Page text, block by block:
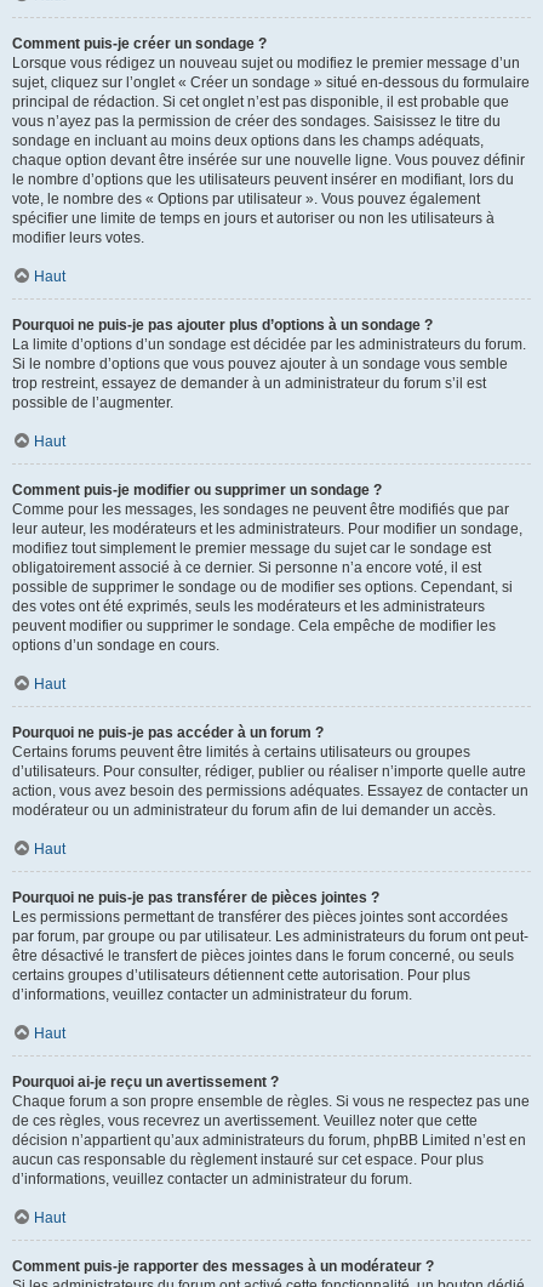
Comment puis-je créer un sondage ?
Lorsque vous rédigez un nouveau sujet ou modifiez le premier message d’un
sujet, cliquez sur l’onglet « Créer un sondage » situé en-dessous du formulaire
principal de rédaction. Si cet onglet n’est pas disponible, il est probable que
vous n’ayez pas la permission de créer des sondages. Saisissez le titre du
sondage en incluant au moins deux options dans les champs adéquats,
chaque option devant être insérée sur une nouvelle ligne. Vous pouvez définir
le nombre d’options que les utilisateurs peuvent insérer en modifiant, lors du
vote, le nombre des « Options par utilisateur ». Vous pouvez également
spécifier une limite de temps en jours et autoriser ou non les utilisateurs à
modifier leurs votes.
Haut
Pourquoi ne puis-je pas ajouter plus d’options à un sondage ?
La limite d’options d’un sondage est décidée par les administrateurs du forum.
Si le nombre d’options que vous pouvez ajouter à un sondage vous semble
trop restreint, essayez de demander à un administrateur du forum s’il est
possible de l’augmenter.
Haut
Comment puis-je modifier ou supprimer un sondage ?
Comme pour les messages, les sondages ne peuvent être modifiés que par
leur auteur, les modérateurs et les administrateurs. Pour modifier un sondage,
modifiez tout simplement le premier message du sujet car le sondage est
obligatoirement associé à ce dernier. Si personne n’a encore voté, il est
possible de supprimer le sondage ou de modifier ses options. Cependant, si
des votes ont été exprimés, seuls les modérateurs et les administrateurs
peuvent modifier ou supprimer le sondage. Cela empêche de modifier les
options d’un sondage en cours.
Haut
Pourquoi ne puis-je pas accéder à un forum ?
Certains forums peuvent être limités à certains utilisateurs ou groupes
d’utilisateurs. Pour consulter, rédiger, publier ou réaliser n’importe quelle autre
action, vous avez besoin des permissions adéquates. Essayez de contacter un
modérateur ou un administrateur du forum afin de lui demander un accès.
Haut
Pourquoi ne puis-je pas transférer de pièces jointes ?
Les permissions permettant de transférer des pièces jointes sont accordées
par forum, par groupe ou par utilisateur. Les administrateurs du forum ont peut-
être désactivé le transfert de pièces jointes dans le forum concerné, ou seuls
certains groupes d’utilisateurs détiennent cette autorisation. Pour plus
d’informations, veuillez contacter un administrateur du forum.
Haut
Pourquoi ai-je reçu un avertissement ?
Chaque forum a son propre ensemble de règles. Si vous ne respectez pas une
de ces règles, vous recevrez un avertissement. Veuillez noter que cette
décision n’appartient qu’aux administrateurs du forum, phpBB Limited n’est en
aucun cas responsable du règlement instauré sur cet espace. Pour plus
d’informations, veuillez contacter un administrateur du forum.
Haut
Comment puis-je rapporter des messages à un modérateur ?